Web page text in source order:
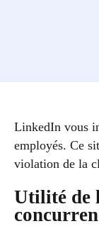
LinkedIn vous
employés. Ce
violation de la
Utilité de